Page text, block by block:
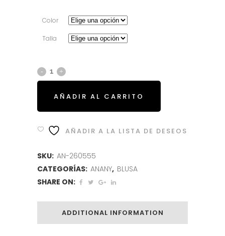
Color
Talla
AÑADIR AL CARRITO
AÑADIR A LA LISTA DE DESEOS
SKU: AN-260555
CATEGORÍAS: ANANY, BLUSA
SHARE ON:
ADDITIONAL INFORMATION